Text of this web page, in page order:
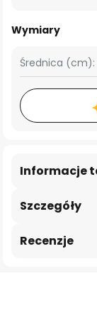
Wymiary
Średnica (cm):
Szczegóły
Informacje
Recenzje